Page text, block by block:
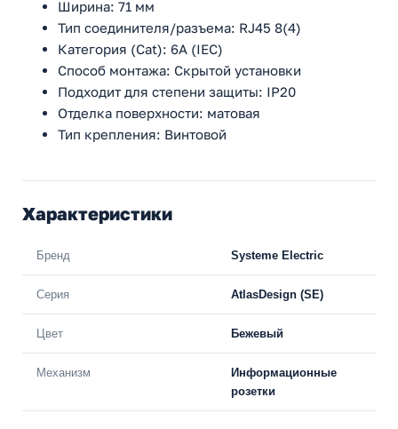
Ширина: 71 мм
Тип соединителя/разъема: RJ45 8(4)
Категория (Cat): 6A (IEC)
Способ монтажа: Скрытой установки
Подходит для степени защиты: IP20
Отделка поверхности: матовая
Тип крепления: Винтовой
Характеристики
Бренд Systeme Electric
Серия AtlasDesign (SE)
Цвет Бежевый
Механизм
Информационные
розетки